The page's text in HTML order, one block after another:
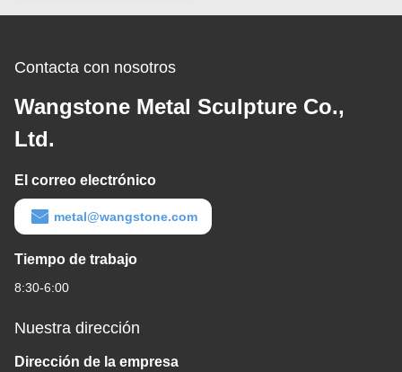
Contacta con nosotros
Wangstone Metal Sculpture Co.,
Ltd.
El correo electrónico
metal@wangstone.com
Tiempo de trabajo
8:30-6:00
Nuestra dirección
Dirección de la empresa